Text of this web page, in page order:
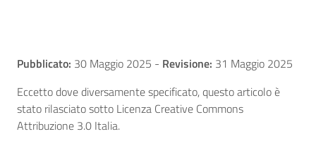
Pubblicato: 30 Maggio 2025 - Revisione: 31 Maggio 2025
Eccetto dove diversamente specificato, questo articolo è
stato rilasciato sotto Licenza Creative Commons
Attribuzione 3.0 Italia.